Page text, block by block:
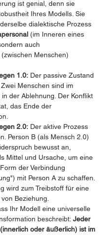
ist genial, denn sie
Ihres Modells. Sie
dialektische Prozess
(im Inneren eines
auch
(zwischen Menschen)
1.0: Der passive Zustand
Menschen sind im
der Ablehnung. Der Konflikt
das Ende der
2.0: Der aktive Prozess
Person B (als Mensch 2.0)
bewusst an,
Mittel und Ursache, um eine
der Verbindung
mit Person A zu schaffen.
wird zum Treibstoff für eine
Beziehung.
Ihr Modell eine universelle
beschreibt: Jeder
oder äußerlich) ist im